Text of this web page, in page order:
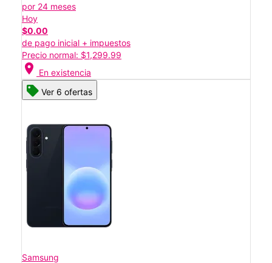
por 24 meses
Hoy
$0.00
de pago inicial + impuestos
Precio normal: $1,299.99
location_on En existencia
Ver 6 ofertas
Samsung